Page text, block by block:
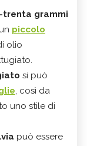
grammi
piccolo
olio
si può
, così da
uno stile di
può essere